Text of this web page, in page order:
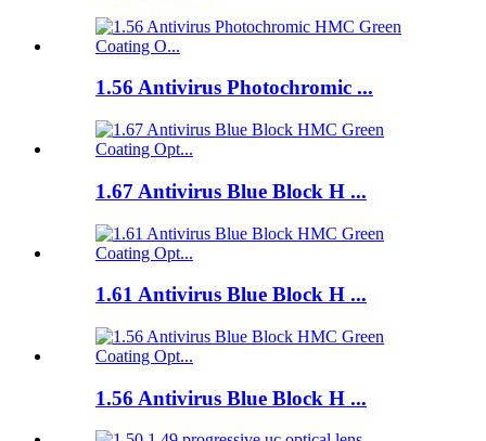
1.56 Antivirus Photochromic ...
1.67 Antivirus Blue Block H ...
1.61 Antivirus Blue Block H ...
1.56 Antivirus Blue Block H ...